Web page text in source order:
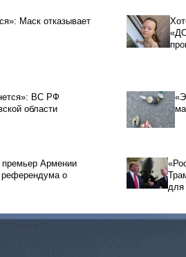
Маск отказывает
ВС РФ
области
Армении
референдума о
для